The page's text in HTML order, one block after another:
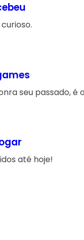
seu passado,
até hoje!